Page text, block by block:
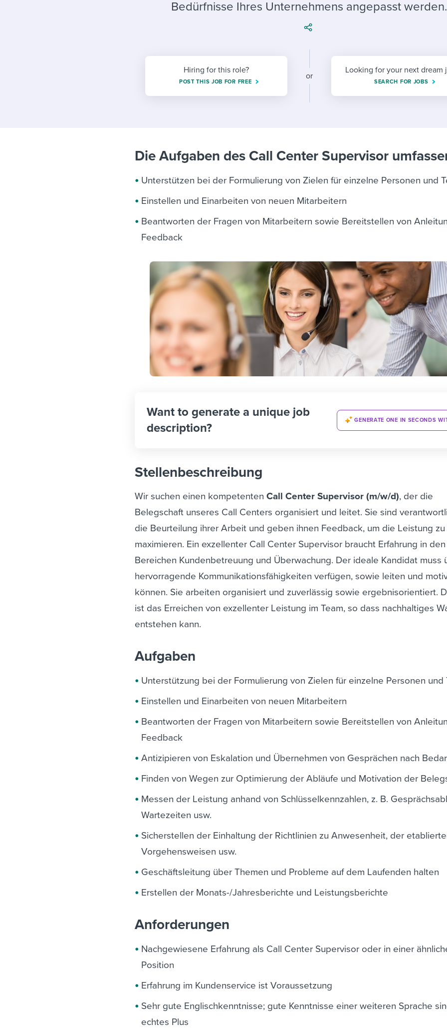
Workable customer stories
Workable customer stories
Bedürfnisse Ihres Unternehmens angepasst werden.
Hiring for this role?
POST THIS JOB FOR FREE
or
Looking for your next dream
SEARCH FOR JOBS
Die Aufgaben des Call Center Supervisor
Unterstützen bei der Formulierung von Zielen für einzelne Personen und
Einstellen und Einarbeiten von neuen Mitarbeitern
Beantworten der Fragen von Mitarbeitern sowie Bereitstellen von
Feedback
Want to generate a unique job
description?
GENERATE ONE IN SECONDS
Stellenbeschreibung
Wir suchen einen kompetentenCall Center Supervisor (m/w/d), der die
Belegschaft unseres Call Centers organisiert und leitet. Sie sind
die Beurteilung ihrer Arbeit und geben ihnen Feedback, um die Leistung zu
maximieren. Ein exzellenter Call Center Supervisor braucht Erfahrung in den
Bereichen Kundenbetreuung und Überwachung. Der ideale Kandidat muss
hervorragende Kommunikationsfähigkeiten verfügen, sowie leiten und
können. Sie arbeiten organisiert und zuverlässig sowie ergebnisorientiert.
ist das Erreichen von exzellenter Leistung im Team, so dass nachhaltiges
entstehen kann.
Aufgaben
Unterstützung bei der Formulierung von Zielen für einzelne Personen und
Einstellen und Einarbeiten von neuen Mitarbeitern
Beantworten der Fragen von Mitarbeitern sowie Bereitstellen von
Feedback
Antizipieren von Eskalation und Übernehmen von Gesprächen nach
Finden von Wegen zur Optimierung der Abläufe und Motivation der
Messen der Leistung anhand von Schlüsselkennzahlen, z. B.
Wartezeiten usw.
Sicherstellen der Einhaltung der Richtlinien zu Anwesenheit, der
Vorgehensweisen usw.
Geschäftsleitung über Themen und Probleme auf dem Laufenden halten
Erstellen der Monats-/Jahresberichte und Leistungsberichte
Anforderungen
Nachgewiesene Erfahrung als Call Center Supervisor oder in einer
Position
Erfahrung im Kundenservice ist Voraussetzung
Sehr gute Englischkenntnisse; gute Kenntnisse einer weiteren Sprache
echtes Plus